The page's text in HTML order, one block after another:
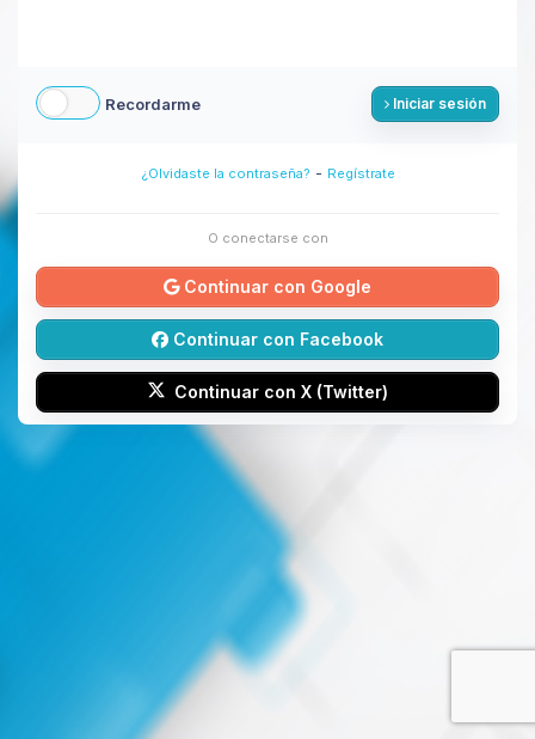
Recordarme Iniciar sesión
¿Olvidaste la contraseña? - Regístrate
O conectarse con
Continuar con Google
Continuar con Facebook
Continuar con X (Twitter)